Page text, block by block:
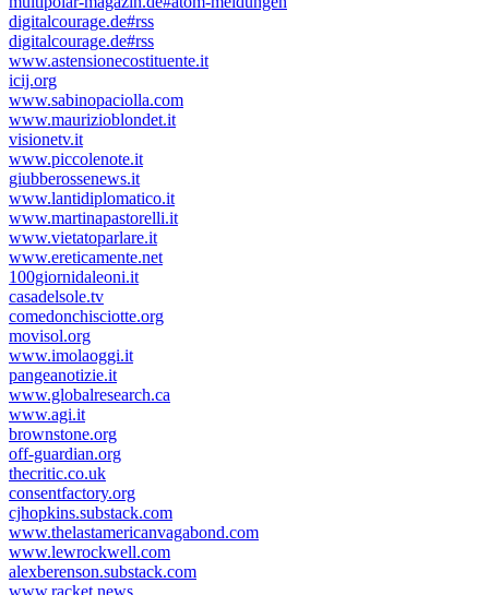
digitalcourage.de#rss
digitalcourage.de#rss
www.astensionecostituente.it
icij.org
www.sabinopaciolla.com
www.maurizioblondet.it
visionetv.it
www.piccolenote.it
giubberossenews.it
www.lantidiplomatico.it
www.martinapastorelli.it
www.vietatoparlare.it
www.ereticamente.net
100giornidaleoni.it
casadelsole.tv
comedonchisciotte.org
movisol.org
www.imolaoggi.it
pangeanotizie.it
www.globalresearch.ca
www.agi.it
brownstone.org
off-guardian.org
thecritic.co.uk
consentfactory.org
cjhopkins.substack.com
www.thelastamericanvagabond.com
www.lewrockwell.com
alexberenson.substack.com
www.racket.news